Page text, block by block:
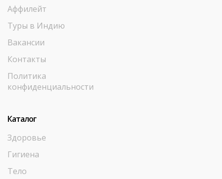
Аффилейт
Туры в Индию
Вакансии
Контакты
Политика
конфиденциальности
Каталог
Здоровье
Гигиена
Тело